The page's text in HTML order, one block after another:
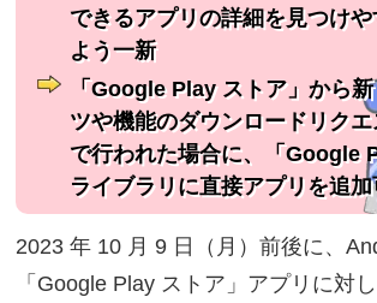
できるアプリの詳細を見つけ
よう一新
「Google Play ストア」から
ツや機能のダウンロードリク
で行われた場合に、「Google
ライブラリに直接アプリを追
2023 年 10 月 9 日（月）前後に、
「Google Play ストア」アプリに対